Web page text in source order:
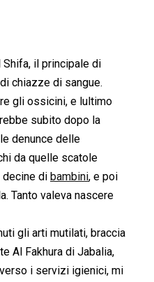
0
0
9
1
2
Shifa, il principale di
chiazze di sangue.
gli ossicini, e lultimo
subito dopo la
denunce delle
da quelle scatole
decine di bambini, e poi
Tanto valeva nascere
gli arti mutilati, braccia
Al Fakhura di Jabalia,
i servizi igienici, mi